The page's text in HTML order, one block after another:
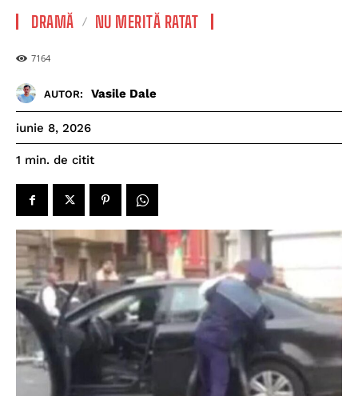
DRAMĂ NU MERITĂ RATAT
7164
AUTOR: Vasile Dale
iunie 8, 2026
1 min. de citit